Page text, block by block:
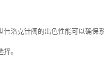
洛克针阀的出色性能可以确保
。